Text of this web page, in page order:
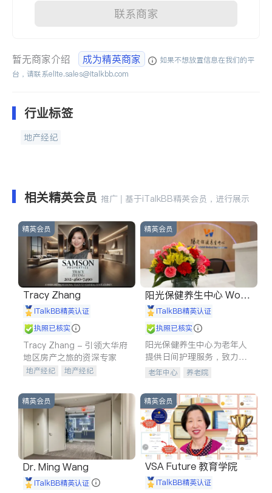
联系商家
暂无商家介绍 成为精英商家
如果不想放置信息在我们的平
台，请联系elite.sales@italkbb.com
行业标签
地产经纪
相关精英会员 推广 | 基于iTalkBB精英会员，进行展示
精英会员
Tracy Zhang
iTalkBB精英认证
执照已核实
Tracy Zhang - 引领大华府
地区房产之旅的资深专家
地产经纪
地产经纪
商铺租售
开发商建商
精英会员
阳光保健养生中心 World
shine
iTalkBB精英认证
执照已核实
阳光保健养生中心为老年人
提供日间护理服务，致力于
通过持续的护理创新来有效
老年中心 养老院
精英会员
Dr. Ming Wang
iTalkBB精英认证
精英会员
VSA Future 教育学院
iTalkBB精英认证